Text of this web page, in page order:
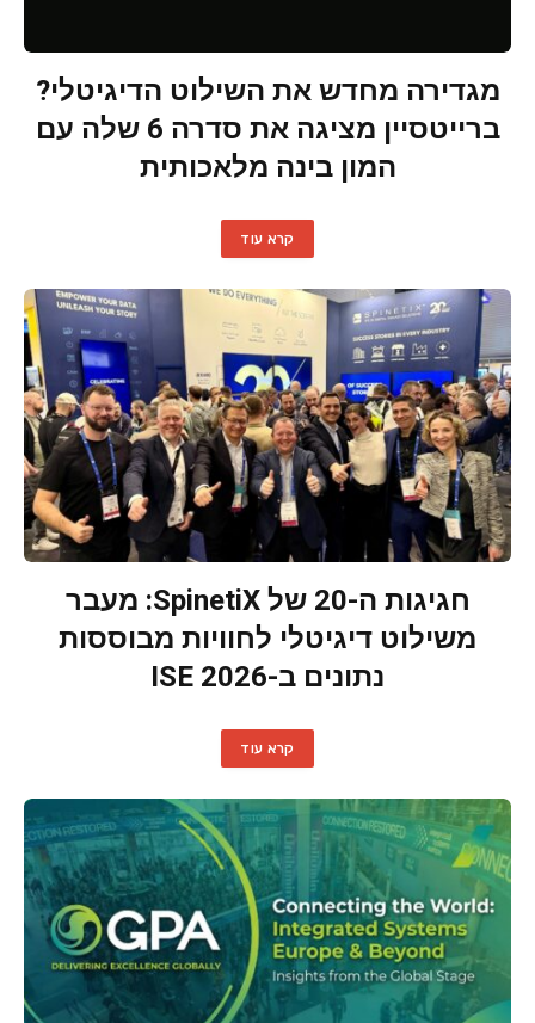
מגדירה מחדש את השילוט הדיגיטלי?
ברייטסיין מציגה את סדרה 6 שלה עם
המון בינה מלאכותית
קרא עוד
חגיגות ה-20 של SpinetiX: מעבר
משילוט דיגיטלי לחוויות מבוססות
נתונים ב-ISE 2026
קרא עוד